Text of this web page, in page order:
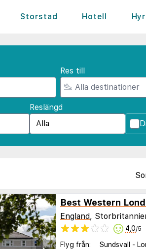
Storstad Hotell
Res till
Reslängd
Best Western
England,
4,0/5
Flyg från: Sundsvall -